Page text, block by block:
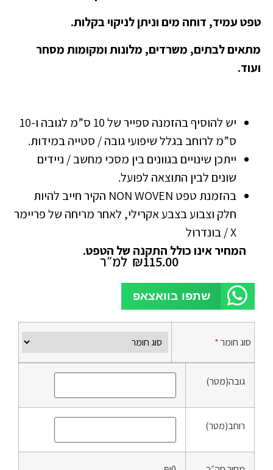
טפט עמיד, דוחה מים וניתן לניקוי בקלות.
מתאים לבתים, משרדים, מלונות ומקומות מסחר
ועוד.
יש להוסיף בהזמנה ספייר של 10 ס”מ לגובה ו-10
ס”מ לרוחב בגלל שיפועי גובה / סטייה במידות.
ייתכן שינויים בגוונים בין מסכי מחשב / ניידים
שונים לבין התוצאה לפועל.
בהזמנת טפט NON WOVEN הקיר חייב להיות
חלק וצבוע בצבע אקרילי, לאחר מריחה של פריימר
X / בונדרול
המחיר אינו כולל התקנה של הטפט.
₪115.00 למ״ר
שתפו בוואצאפ
סוג חומר*
גובה(מטר)
רוחב(מטר)